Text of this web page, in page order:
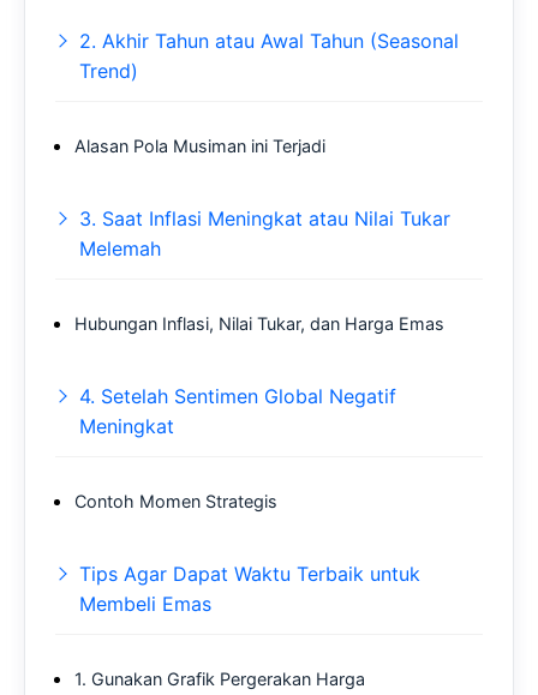
2. Akhir Tahun atau Awal Tahun (Seasonal
Trend)
Alasan Pola Musiman ini Terjadi
3. Saat Inflasi Meningkat atau Nilai Tukar
Melemah
Hubungan Inflasi, Nilai Tukar, dan Harga Emas
4. Setelah Sentimen Global Negatif
Meningkat
Contoh Momen Strategis
Tips Agar Dapat Waktu Terbaik untuk
Membeli Emas
1. Gunakan Grafik Pergerakan Harga